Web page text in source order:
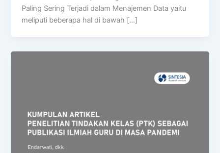
Paling Sering Terjadi dalam Menajemen Data yaitu
meliputi beberapa hal di bawah […]